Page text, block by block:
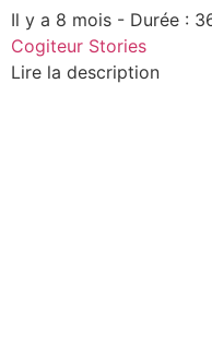
Il y a 8 mois - Durée :
Cogiteur Stories
Lire la description